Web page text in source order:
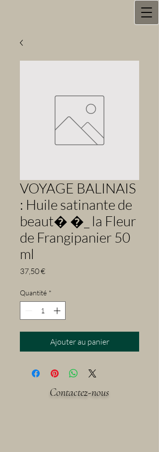
VOYAGE BALINAIS
: Huile satinante de
beaut� �_ la Fleur
de Frangipanier 50
ml
37,50 €Prix
Quantité *
Ajouter au panier
Contactez-nous